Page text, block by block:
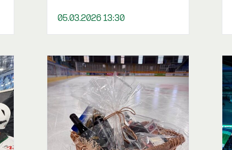
05.03.2026 13:30